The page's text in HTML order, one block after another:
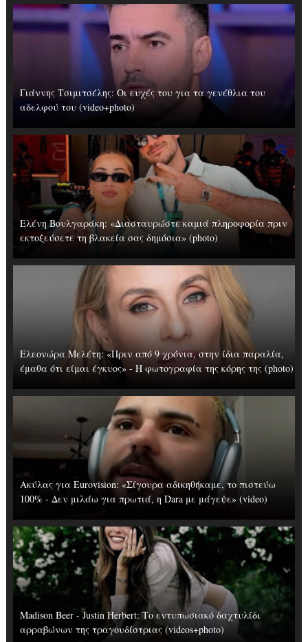
Γιάννης Τσιμιτσέλης: Οι ευχές του για τα γενέθλια του
αδελφού του (video+photo)
Ελένη Βουλγαράκη: «Διασταυρώστε καμιά πληροφορία πριν
εκτοξεύσετε τη βλακεία σας δημόσια» (photo)
Ελεονώρα Μελέτη: «Πριν από 9 χρόνια, στην ίδια παραλία,
έμαθα ότι είμαι έγκυος» - Η φωτογραφία της κόρης της (photo)
Ακύλας για Eurovision: «Σίγουρα αδικηθήκαμε, το πιστεύω
100% - Δεν μιλάω για πρωτιά, η Dara με μάγεψε» (video)
Madison Beer - Justin Herbert: Το εντυπωσιακό δαχτυλίδι
αρραβώνων της τραγουδίστριας (videos+photo)